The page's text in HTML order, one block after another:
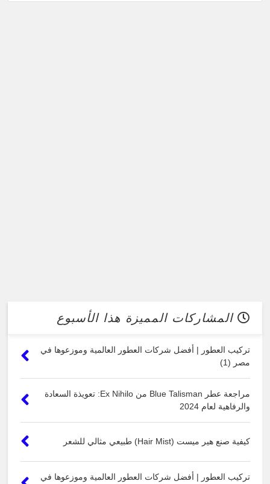
المشاركات المميزة هذا الأسبوع
تركيب العطور | أفضل شركات العطور العالمية وموزعوها في
مصر (1)
مراجعة عطر Blue Talisman من Ex Nihilo: تعويذة السعادة
والرفاهية لعام 2024
كيفية صنع هير ميست (Hair Mist) طبيعي مثالي للشعر
تركيب العطور | أفضل شركات العطور العالمية وموزعوها في